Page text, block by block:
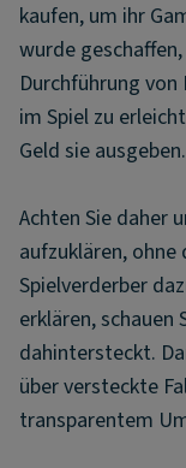
kaufen, um ihr
wurde
Durchführung
im Spiel zu
Geld sie ausgeben.
Achten Sie daher
aufzuklären,
Spielverderber
erklären, schauen
dahintersteckt.
über versteckte
transparentem